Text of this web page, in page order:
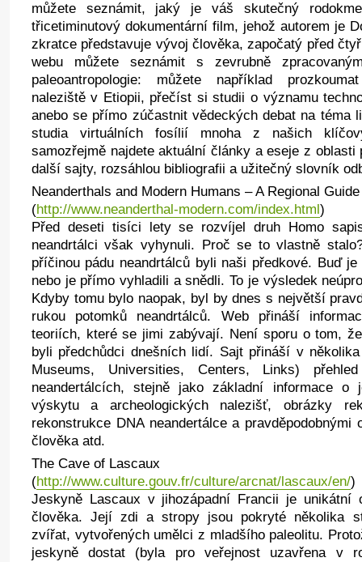
můžete seznámit, jaký je váš skutečný
třicetiminutový dokumentární film, jehož autorem je
zkratce představuje vývoj člověka, započatý před
webu můžete seznámit s zevrubně
paleoantropologie: můžete například
naleziště v Etiopii, přečíst si studii o významu
anebo se přímo zúčastnit vědeckých debat na téma
studia virtuálních fosílií mnoha z našich
samozřejmě najdete aktuální články a eseje z oblasti
další sajty, rozsáhlou bibliografii a užitečný slovník
Neanderthals and Modern Humans – A Regional Guide
(http://www.neanderthal-modern.com/index.html )
Před deseti tisíci lety se rozvíjel druh Homo
neandrtálci však vyhynuli. Proč se to vlastně
příčinou pádu neandrtálců byli naši předkové. Buď
nebo je přímo vyhladili a snědli. To je výsledek
Kdyby tomu bylo naopak, byl by dnes s největší
rukou potomků neandrtálců. Web přináší
teoriích, které se jimi zabývají. Není sporu o tom,
byli předchůdci dnešních lidí. Sajt přináší v
Museums, Universities, Centers, Links)
neandertálcích, stejně jako základní informace o
výskytu a archeologických nalezišť, obrázky
rekonstrukce DNA neandertálce a pravděpodobnými
člověka atd.
The Cave of Lascaux
(http://www.culture.gouv.fr/culture/arcnat/lascaux/en/)
Jeskyně Lascaux v jihozápadní Francii je unikátní
člověka. Její zdi a stropy jsou pokryté několika
zvířat, vytvořených umělci z mladšího paleolitu.
jeskyně dostat (byla pro veřejnost uzavřena v